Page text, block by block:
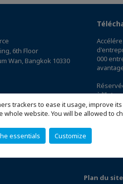
trackers to ease it usage, improve
whole website. You will be allowed to
essentials Customize
6th Floor
Wan, Bangkok 10330
000
à
Plan du site